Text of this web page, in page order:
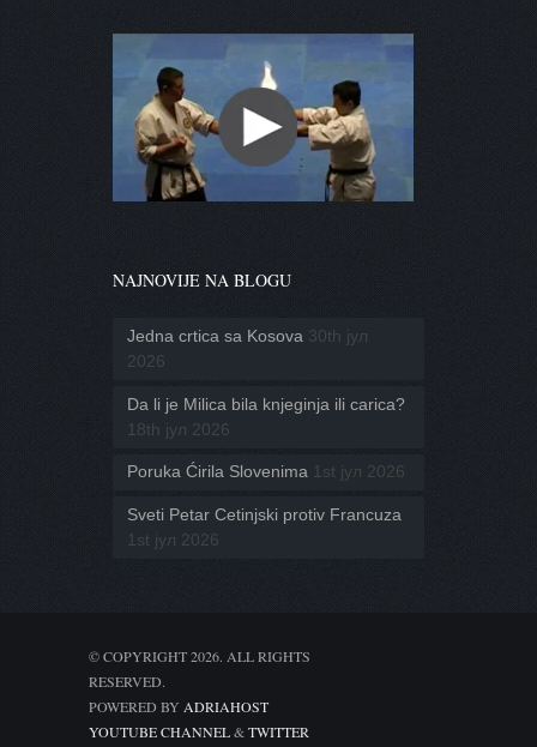
NAJNOVIJE NA BLOGU
Jedna crtica sa Kosova 30th јул
2026
Da li je Milica bila knjeginja ili carica?
18th јул 2026
Poruka Ćirila Slovenima 1st јул 2026
Sveti Petar Cetinjski protiv Francuza
1st јул 2026
© COPYRIGHT 2026. ALL RIGHTS
RESERVED.
POWERED BY ADRIAHOST
YOUTUBE CHANNEL&TWITTER